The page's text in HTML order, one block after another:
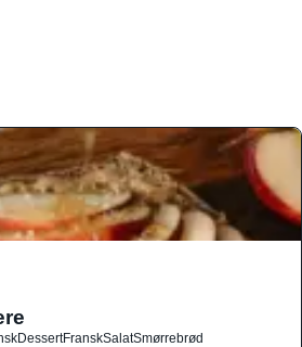
DessertFranskSalatSmørrebrød